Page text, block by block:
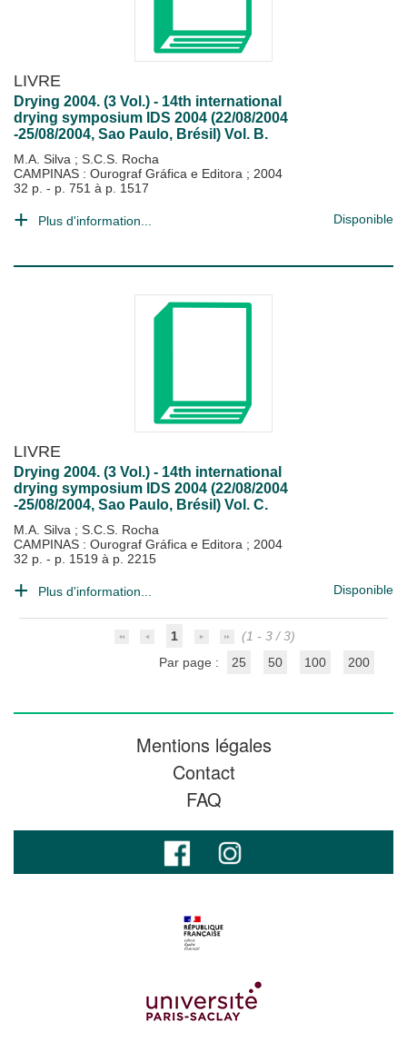
LIVRE
Drying 2004. (3 Vol.) - 14th international
drying symposium IDS 2004 (22/08/2004
-25/08/2004, Sao Paulo, Brésil) Vol. B.
M.A. Silva ; S.C.S. Rocha
CAMPINAS : Ourograf Gráfica e Editora ; 2004
32 p. - p. 751 à p. 1517
Plus d'information... Disponible
LIVRE
Drying 2004. (3 Vol.) - 14th international
drying symposium IDS 2004 (22/08/2004
-25/08/2004, Sao Paulo, Brésil) Vol. C.
M.A. Silva ; S.C.S. Rocha
CAMPINAS : Ourograf Gráfica e Editora ; 2004
32 p. - p. 1519 à p. 2215
Plus d'information... Disponible
1
(1 - 3 / 3)
Par page :
25 50 100 200
Mentions légales
Contact
FAQ